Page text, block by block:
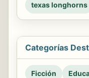
texas longhorns
Categorías
Ficción